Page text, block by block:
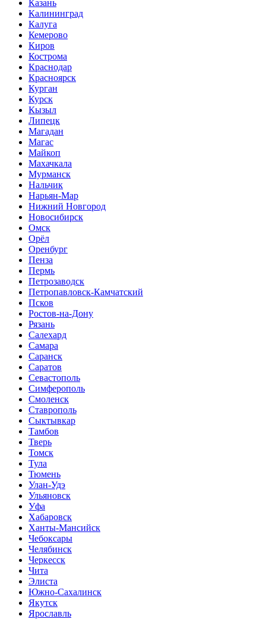
Казань
Калининград
Калуга
Кемерово
Киров
Кострома
Краснодар
Красноярск
Курган
Курск
Кызыл
Липецк
Магадан
Магас
Майкоп
Махачкала
Мурманск
Нальчик
Нарьян-Мар
Нижний Новгород
Новосибирск
Омск
Орёл
Оренбург
Пенза
Пермь
Петрозаводск
Петропавловск-Камчатский
Псков
Ростов-на-Дону
Рязань
Салехард
Самара
Саранск
Саратов
Севастополь
Симферополь
Смоленск
Ставрополь
Сыктывкар
Тамбов
Тверь
Томск
Тула
Тюмень
Улан-Удэ
Ульяновск
Уфа
Хабаровск
Ханты-Мансийск
Чебоксары
Челябинск
Черкесск
Чита
Элиста
Южно-Сахалинск
Якутск
Ярославль